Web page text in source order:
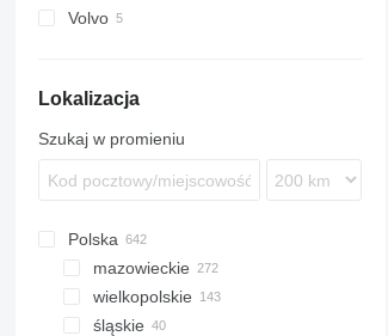
Volvo
Lokalizacja
Szukaj w promieniu
Polska
mazowieckie
Warszawa
Mińsk Mazowiecki
wielkopolskie
Poznań
śląskie